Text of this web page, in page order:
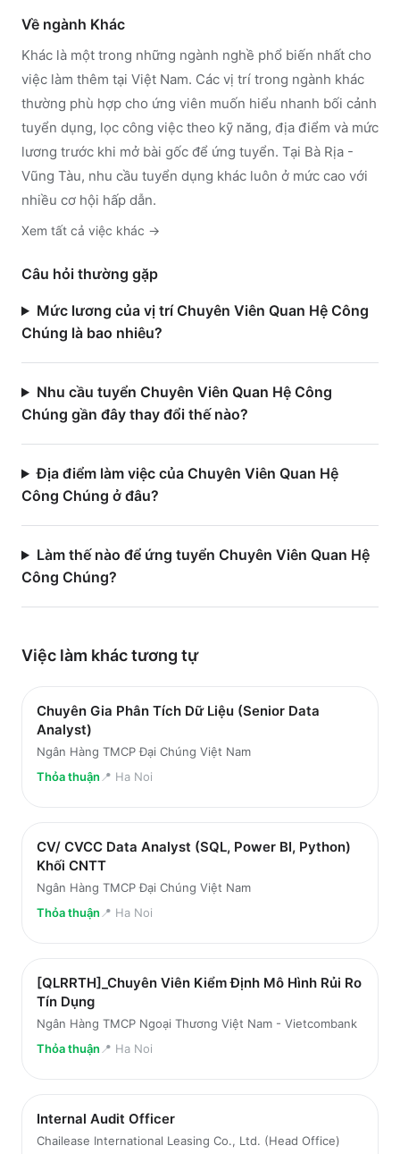
Về ngành Khác
Khác là một trong những ngành nghề phổ biến nhất cho
việc làm thêm tại Việt Nam. Các vị trí trong ngành khác
thường phù hợp cho ứng viên muốn hiểu nhanh bối cảnh
tuyển dụng, lọc công việc theo kỹ năng, địa điểm và mức
lương trước khi mở bài gốc để ứng tuyển. Tại Bà Rịa -
Vũng Tàu, nhu cầu tuyển dụng khác luôn ở mức cao với
nhiều cơ hội hấp dẫn.
Xem tất cả việc khác →
Câu hỏi thường gặp
Mức lương của vị trí Chuyên Viên Quan Hệ Công
Chúng là bao nhiêu?
Nhu cầu tuyển Chuyên Viên Quan Hệ Công
Chúng gần đây thay đổi thế nào?
Địa điểm làm việc của Chuyên Viên Quan Hệ
Công Chúng ở đâu?
Làm thế nào để ứng tuyển Chuyên Viên Quan Hệ
Công Chúng?
Việc làm kháctương tự
Chuyên Gia Phân Tích Dữ Liệu (Senior Data
Analyst)
Ngân Hàng TMCP Đại Chúng Việt Nam
Thỏa thuận 📍 Ha Noi
CV/ CVCC Data Analyst (SQL, Power BI, Python)
Khối CNTT
Ngân Hàng TMCP Đại Chúng Việt Nam
Thỏa thuận 📍 Ha Noi
[QLRRTH]_Chuyên Viên Kiểm Định Mô Hình Rủi Ro
Tín Dụng
Ngân Hàng TMCP Ngoại Thương Việt Nam - Vietcombank
Thỏa thuận 📍 Ha Noi
Internal Audit Officer
Chailease International Leasing Co., Ltd. (Head Office)